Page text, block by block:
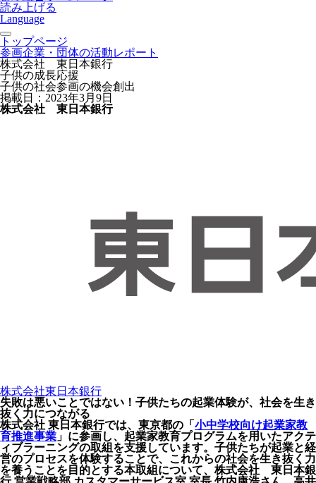
読み上げる
Language
トップページ
参画企業・団体の活動レポート
株式会社 東日本銀行
子供の成長応援
子供の社会参画の機会創出
掲載日：2023年3月9日
株式会社 東日本銀行
株式会社東日本銀行
失敗は悪いことではない！子供たちの起業体験が、社会を生き
抜く力につながる
株式会社 東日本銀行では、東京都の「 小中学校向け起業家教
育推進事業 」に参画し、起業家教育プログラムを用いたアクテ
ィブラーニングの取組を支援しています。子供たちが起業と経
営のプロセスを体験することで、これからの社会を生き抜く力
を養うことを目的とする本取組について、株式会社 東日本銀